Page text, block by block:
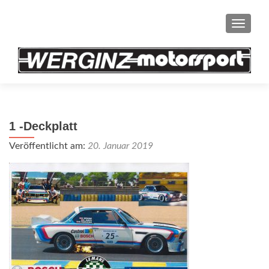
1 -Deckplatt
Veröffentlicht am: 20. Januar 2019